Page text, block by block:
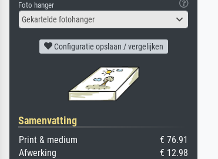
Foto hanger
Gekartelde fotohanger
Configuratie opslaan / vergelijken
Samenvatting
Print & medium
€ 76.91
Afwerking
€ 12.98